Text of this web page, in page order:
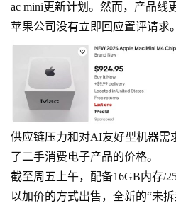
ac mini更新计划。然而，产品线
苹果公司没有立即回应置评请求。
供应链压力和对AI友好型机器需
了二手消费电子产品的价格。
截至周五上午，配备16GB内存/
以加价的方式出售，全新的“未